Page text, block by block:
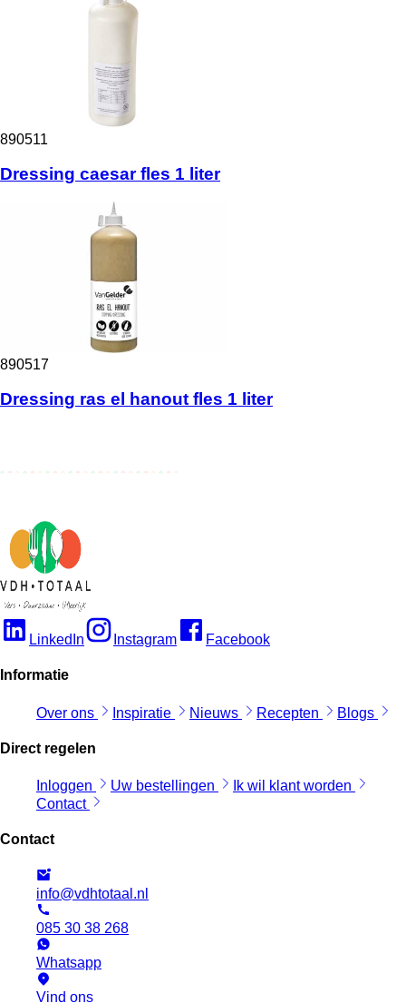
890511
Dressing caesar fles 1 liter
890517
Dressing ras el hanout fles 1 liter
LinkedIn Instagram Facebook
Informatie
Over ons Inspiratie Nieuws Recepten Blogs
Direct regelen
Inloggen Uw bestellingen
Ik wil klant worden
Contact
Contact
info@vdhtotaal.nl
085 30 38 268
Whatsapp
Vind ons